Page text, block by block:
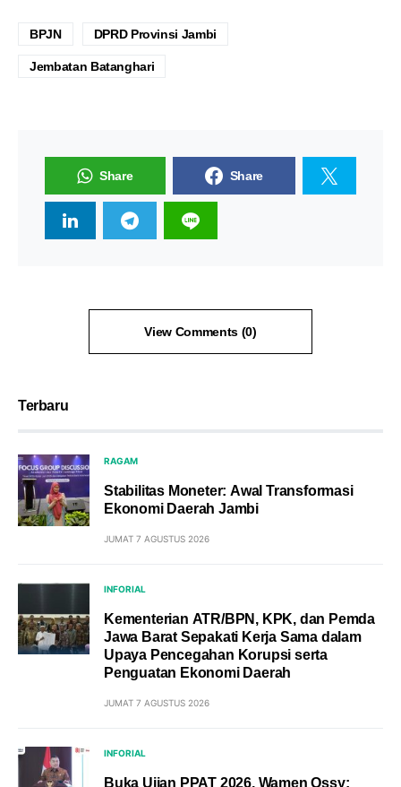
BPJN DPRD Provinsi Jambi
Jembatan Batanghari
Share Share
View Comments (0)
Terbaru
RAGAM
Stabilitas Moneter: Awal Transformasi
Ekonomi Daerah Jambi
JUMAT 7 AGUSTUS 2026
INFORIAL
Kementerian ATR/BPN, KPK, dan Pemda
Jawa Barat Sepakati Kerja Sama dalam
Upaya Pencegahan Korupsi serta
Penguatan Ekonomi Daerah
JUMAT 7 AGUSTUS 2026
INFORIAL
Buka Ujian PPAT 2026, Wamen Ossy: